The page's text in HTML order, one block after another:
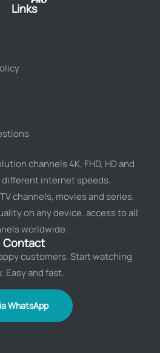
Links
channels 4K, FHD, HD and
different internet speeds.
channels, movies and series.
on any device. access to all
worldwide.
Contact
customers. Start watching
Easy and fast.
WhatsApp